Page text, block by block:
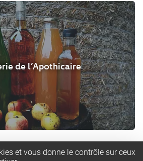
et vous donne le contrôle sur ceux
de l’Apothicaire